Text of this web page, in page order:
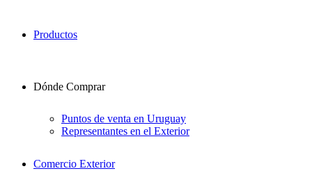
Productos
Dónde Comprar
Puntos de venta en Uruguay
Representantes en el Exterior
Comercio Exterior